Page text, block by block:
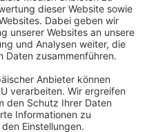
Senatsverwaltung für
DE 114236103
Körperschaft befreit
I 9 KStg. unter der